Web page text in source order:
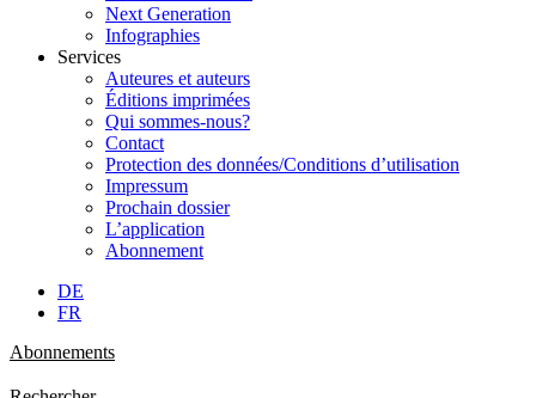
Next Generation
Infographies
Services
Auteures et auteurs
Éditions imprimées
Qui sommes-nous?
Contact
Protection des données/Conditions d’utilisation
Impressum
Prochain dossier
L’application
Abonnement
DE
FR
Abonnements